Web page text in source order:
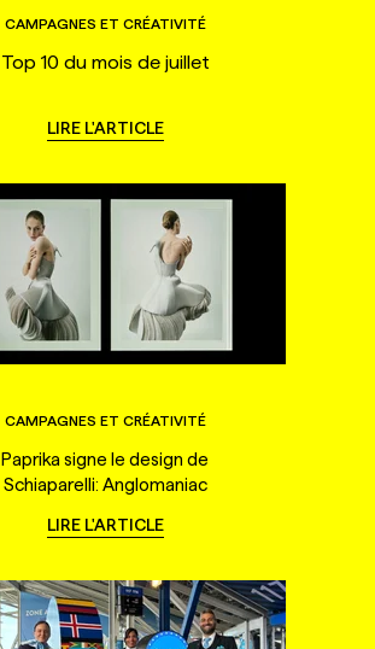
CAMPAGNES ET CRÉATIVITÉ
Top 10 du mois de juillet
LIRE L'ARTICLE
CAMPAGNES ET CRÉATIVITÉ
Paprika signe le design de
Schiaparelli: Anglomaniac
LIRE L'ARTICLE